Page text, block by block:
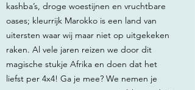
kashba’s, droge woestijnen en vruchtbare
oases; kleurrijk Marokko is een land van
uitersten waar wij maar niet op uitgekeken
raken. Al vele jaren reizen we door dit
magische stukje Afrika en doen dat het
liefst per 4x4! Ga je mee? We nemen je